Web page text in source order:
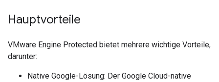
Hauptvorteile
VMware Engine Protected bietet mehrere wichtige Vorteile,
darunter:
Native Google-Lösung: Der Google Cloud-native